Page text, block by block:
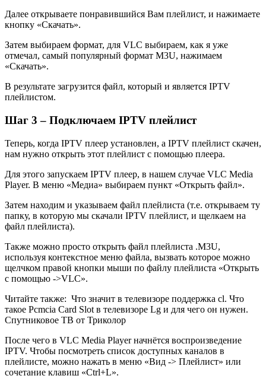
Далее открываете понравившийся Вам плейлист, и нажимаете
кнопку «Скачать».
Затем выбираем формат, для VLC выбираем, как я уже
отмечал, самый популярный формат M3U, нажимаем
«Скачать».
В результате загрузится файл, который и является IPTV
плейлистом.
Шаг 3 – Подключаем IPTV плейлист
Теперь, когда IPTV плеер установлен, а IPTV плейлист скачен,
нам нужно открыть этот плейлист с помощью плеера.
Для этого запускаем IPTV плеер, в нашем случае VLC Media
Player. В меню «Медиа» выбираем пункт «Открыть файл».
Затем находим и указываем файл плейлиста (т.е. открываем ту
папку, в которую мы скачали IPTV плейлист, и щелкаем на
файл плейлиста).
Также можно просто открыть файл плейлиста .M3U,
используя контекстное меню файла, вызвать которое можно
щелчком правой кнопки мыши по файлу плейлиста «Открыть
с помощью ->VLC».
Читайте также: Что значит в телевизоре поддержка cl. Что
такое Pcmcia Card Slot в телевизоре Lg и для чего он нужен.
Спутниковое ТВ от Триколор
После чего в VLC Media Player начнётся воспроизведение
IPTV. Чтобы посмотреть список доступных каналов в
плейлисте, можно нажать в меню «Вид -> Плейлист» или
сочетание клавиш «Ctrl+L».